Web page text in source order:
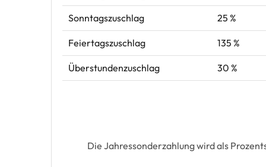
Sonntagszuschlag 25 %
Feiertagszuschlag 135 %
Überstundenzuschlag 30 %
Die Jahressonderzahlung wird als